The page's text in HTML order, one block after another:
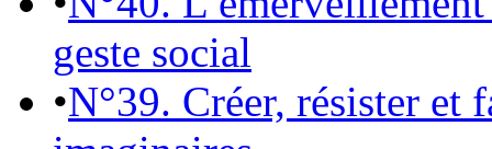
geste social
•N°39. Créer, résister et